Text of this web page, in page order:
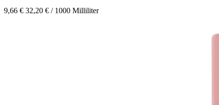
9,66 € 32,20 € / 1000 Milliliter